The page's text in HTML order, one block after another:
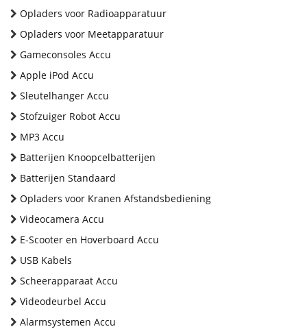
Opladers voor Radioapparatuur
Opladers voor Meetapparatuur
Gameconsoles Accu
Apple iPod Accu
Sleutelhanger Accu
Stofzuiger Robot Accu
MP3 Accu
Batterijen Knoopcelbatterijen
Batterijen Standaard
Opladers voor Kranen Afstandsbediening
Videocamera Accu
E-Scooter en Hoverboard Accu
USB Kabels
Scheerapparaat Accu
Videodeurbel Accu
Alarmsystemen Accu